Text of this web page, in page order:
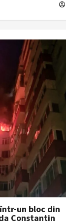
un bloc din
Constantin